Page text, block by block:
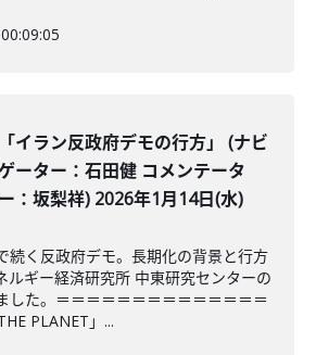
00:09:05
「イラン反政府デモの行方」 (ナビ
ーター：石田健 コメンテータ
ー：坂梨祥) 2026年1月14日(水)
続く反政府デモ。長期化の背景と行方
ルギー経済研究所 中東研究センターの
した。＝＝＝＝＝＝＝＝＝＝＝＝＝＝
PLANET」...